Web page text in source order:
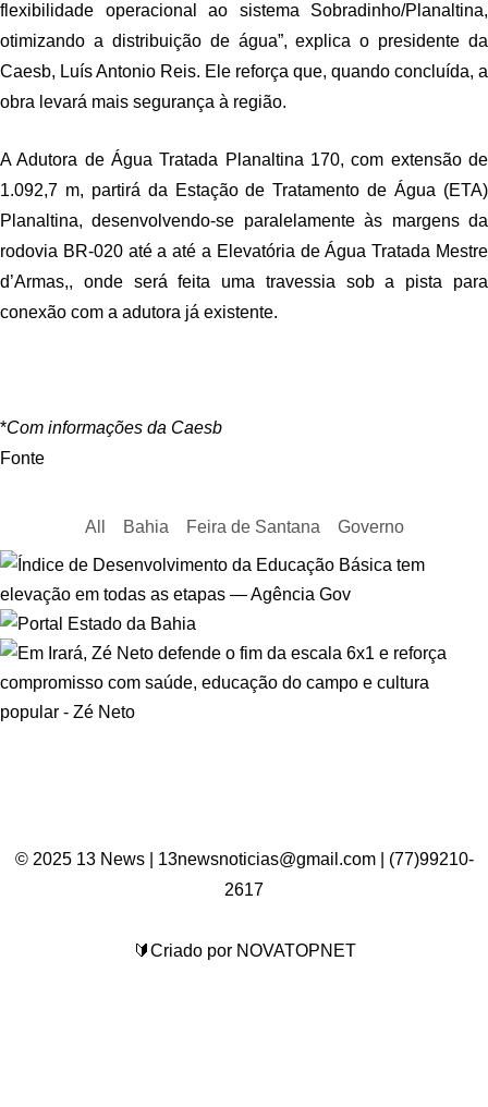
flexibilidade operacional ao sistema Sobradinho/Planaltina,
otimizando a distribuição de água”, explica o presidente da
Caesb, Luís Antonio Reis. Ele reforça que, quando concluída, a
obra levará mais segurança à região.
A Adutora de Água Tratada Planaltina 170, com extensão de
1.092,7 m, partirá da Estação de Tratamento de Água (ETA)
Planaltina, desenvolvendo-se paralelamente às margens da
rodovia BR-020 até a até a Elevatória de Água Tratada Mestre
d’Armas,, onde será feita uma travessia sob a pista para
conexão com a adutora já existente.
*Com informações da Caesb
Fonte
All Bahia Feira de Santana Governo
© 2025 13 News | 13newsnoticias@gmail.com | (77)99210-
2617
🔰Criado por NOVATOPNET